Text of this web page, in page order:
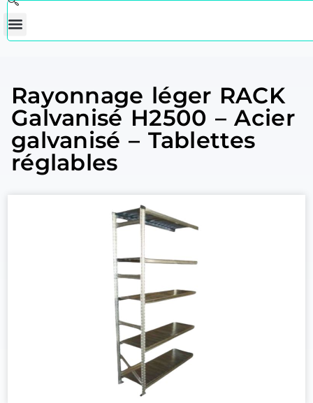
Rayonnage léger RACK
Galvanisé H2500 – Acier
galvanisé – Tablettes
réglables